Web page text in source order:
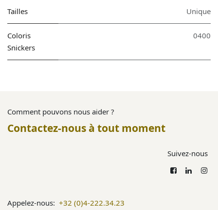
Tailles Unique
Coloris
Snickers
0400
Comment pouvons nous aider ?
Contactez-nous à tout moment
Suivez-nous
Appelez-nous: +32 (0)4-222.34.23